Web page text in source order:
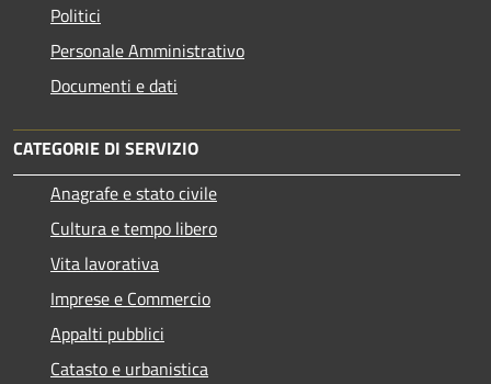
Politici
Personale Amministrativo
Documenti e dati
CATEGORIE DI SERVIZIO
Anagrafe e stato civile
Cultura e tempo libero
Vita lavorativa
Imprese e Commercio
Appalti pubblici
Catasto e urbanistica